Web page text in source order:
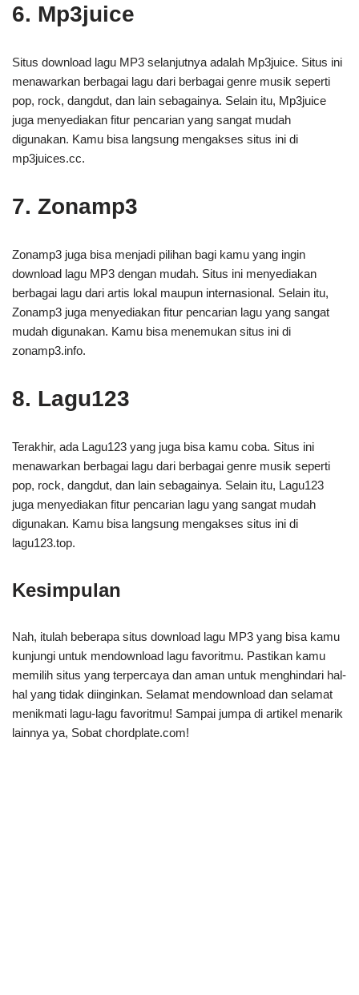
6. Mp3juice
Situs download lagu MP3 selanjutnya adalah Mp3juice. Situs ini
menawarkan berbagai lagu dari berbagai genre musik seperti
pop, rock, dangdut, dan lain sebagainya. Selain itu, Mp3juice
juga menyediakan fitur pencarian yang sangat mudah
digunakan. Kamu bisa langsung mengakses situs ini di
mp3juices.cc.
7. Zonamp3
Zonamp3 juga bisa menjadi pilihan bagi kamu yang ingin
download lagu MP3 dengan mudah. Situs ini menyediakan
berbagai lagu dari artis lokal maupun internasional. Selain itu,
Zonamp3 juga menyediakan fitur pencarian lagu yang sangat
mudah digunakan. Kamu bisa menemukan situs ini di
zonamp3.info.
8. Lagu123
Terakhir, ada Lagu123 yang juga bisa kamu coba. Situs ini
menawarkan berbagai lagu dari berbagai genre musik seperti
pop, rock, dangdut, dan lain sebagainya. Selain itu, Lagu123
juga menyediakan fitur pencarian lagu yang sangat mudah
digunakan. Kamu bisa langsung mengakses situs ini di
lagu123.top.
Kesimpulan
Nah, itulah beberapa situs download lagu MP3 yang bisa kamu
kunjungi untuk mendownload lagu favoritmu. Pastikan kamu
memilih situs yang terpercaya dan aman untuk menghindari hal-
hal yang tidak diinginkan. Selamat mendownload dan selamat
menikmati lagu-lagu favoritmu! Sampai jumpa di artikel menarik
lainnya ya, Sobat chordplate.com!